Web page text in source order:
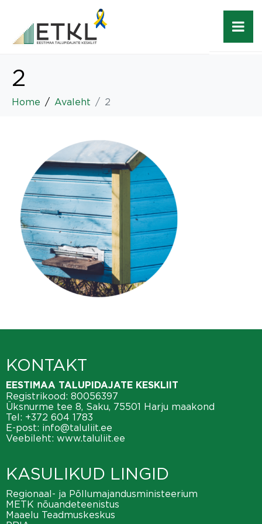
2
Home Avaleht 2
KONTAKT
EESTIMAA TALUPIDAJATE KESKLIIT
Registrikood: 80056397
Üksnurme tee 8, Saku, 75501 Harju maakond
Tel: +372 604 1783
E-post: info@taluliit.ee
Veebileht: www.taluliit.ee
KASULIKUD LINGID
Regionaal- ja Põllumajandusministeerium
METK nõuandeteenistus
Maaelu Teadmuskeskus